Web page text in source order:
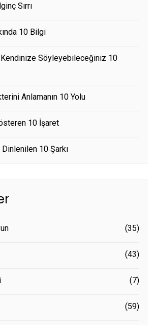
Sırrı
10 Bilgi
Söyleyebileceğiniz 10
Anlamanın 10 Yolu
10 İşaret
10 Şarkı
(35)
(43)
(7)
(59)